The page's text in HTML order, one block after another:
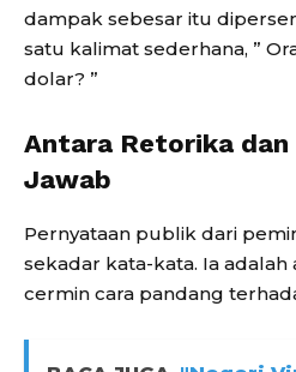
dampak sebesar itu
satu kalimat sederhana, ”
dolar? ”
Antara Retorika dan
Jawab
Pernyataan publik dari
sekadar kata-kata. Ia adalah
cermin cara pandang